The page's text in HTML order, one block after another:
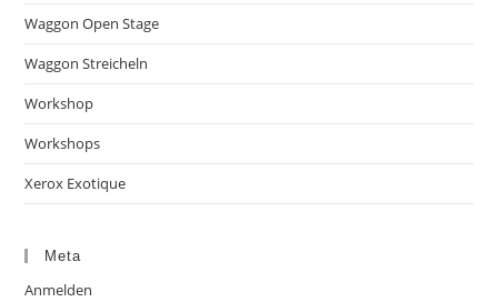
Waggon Open Stage
Waggon Streicheln
Workshop
Workshops
Xerox Exotique
Meta
Anmelden